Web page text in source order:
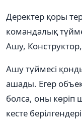
Деректер қоры
командалық
Ашу,
Ашу түймесі
ашады. Егер
болса, оны көріп
кесте